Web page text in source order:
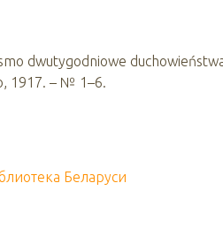
dwutygodniowe
1917. – № 1–6.
Беларуси